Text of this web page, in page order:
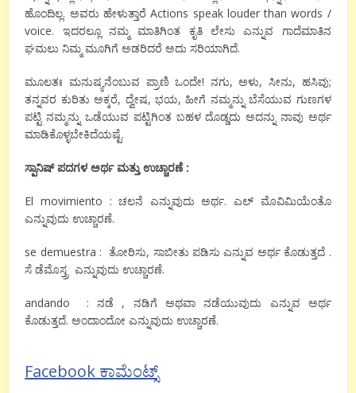
ಹೊಂದಿಲ್ಲ. ಅವರು ಹೇಳುತ್ತಾರೆ Actions speak louder than words /
voice. ಇದರಲ್ಲೂ ನಮ್ಮ ಮಾತಿಗಿಂತ ಕೃತಿ ಲೇಸು ಎನ್ನುವ ಗಾದೆಮಾತಿನ
ಘಮಲು ನಿಮ್ಮ ಮೂಗಿಗೆ ಅಡರಿದರೆ ಅದು ಸರಿಯಾಗಿದೆ.
ಮೂಲತಃ ಮನುಷ್ಯನೆಂಬುವ ಪ್ರಾಣಿ ಒಂದೇ! ನಗು, ಅಳು, ಸೀನು, ಹಸಿವು;
ತನ್ನವರ ಕುರಿತು ಅಕ್ಕರೆ, ದ್ವೇಷ, ಭಯ, ಹೀಗೆ ನಮ್ಮನ್ನು ಬೆಸೆಯುವ ಗುಣಗಳ
ಪಟ್ಟಿ ನಮ್ಮನ್ನು ಒಡೆಯುವ ಪಟ್ಟಿಗಿಂತ ಬಹಳ ದೊಡ್ಡದು ಅದನ್ನು ನಾವು ಅರ್ಥ
ಮಾಡಿಕೊಳ್ಳಬೇಕಿದೆಯಷ್ಟೆ.
ಸ್ಪಾನಿಷ್ ಪದಗಳ ಅರ್ಥ ಮತ್ತು ಉಚ್ಚಾರಣೆ :
El movimiento : ಚಲನೆ ಎನ್ನುವುದು ಅರ್ಥ. ಎಲ್ ಮೊವಿಮಿಯೆಂತೊ
ಎನ್ನುವುದು ಉಚ್ಚಾರಣೆ.
se demuestra : ತೋರಿಸು, ಸಾಬೀತು ಪಡಿಸು ಎನ್ನುವ ಅರ್ಥ ಕೊಡುತ್ತದೆ .
ಸೆ ಡೆಮೊಸ್ತ್ರ ಎನ್ನುವುದು ಉಚ್ಚಾರಣೆ.
andando : ನಡೆ , ನಡಿಗೆ ಅಥವಾ ನಡೆಯುವುದು ಎನ್ನುವ ಅರ್ಥ
ಕೊಡುತ್ತದೆ. ಅಂದಾಂದೋ ಎನ್ನುವುದು ಉಚ್ಚಾರಣೆ.
Facebook ಕಾಮೆಂಟ್ಸ್